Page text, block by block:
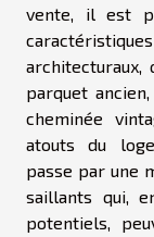
vente, il est
architecturaux,
parquet
cheminée
atouts du
passe par une
saillants qui,
potentiels,